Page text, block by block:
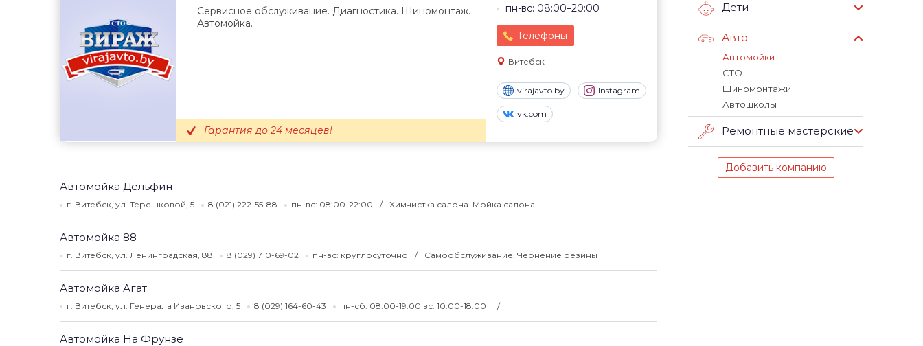
пн-вс: 08:00–20:00
Телефоны
Витебск
virajavto.by Instagram
vk.com
Сервисное обслуживание. Диагностика. Шиномонтаж.
Автомойка.
Гарантия до 24 месяцев!
Автомойка Дельфин
г. Витебск, ул. Терешковой, 5 8 (021) 222-55-88 пн-вс: 08:00-22:00 Химчистка салона. Мойка салона
Автомойка 88
г. Витебск, ул. Ленинградская, 88 8 (029) 710-69-02 пн-вс: круглосуточно Самообслуживание. Чернение резины
Автомойка Агат
г. Витебск, ул. Генерала Ивановского, 5 8 (029) 164-60-43 пн-сб: 08:00-19:00 вс: 10:00-18:00
Автомойка На Фрунзе
Дети
Авто
Автомойки
СТО
Шиномонтажи
Автошколы
Ремонтные мастерские
Добавить компанию